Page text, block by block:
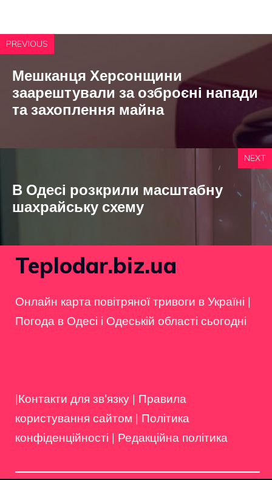
PREVIOUS
Мешканця Херсонщини
заарештували за озброєні напади
та захоплення майна
NEXT
В Одесі розкрили масштабну
шахрайську схему
Teplodar.biz.ua
Онлайн карта повітряної тривоги в Україні |
Погода в Одесі і Одеській області сьогодні
|Контакти для зв'язку | Правила
користування сайтом | Політика
конфіденційності | Редакційна політика